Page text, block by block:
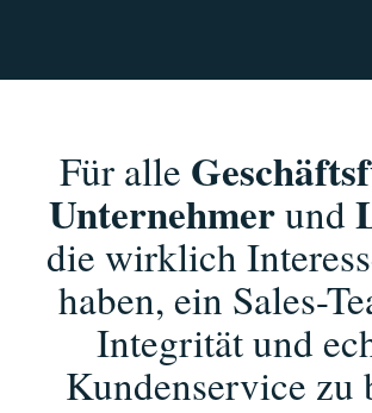
Für alle
Unternehmerund
die wirklich
haben, ein Sales-
Integrität und
Kundenservice zu